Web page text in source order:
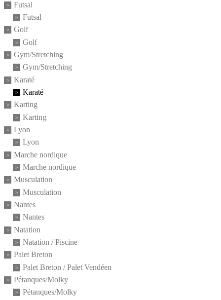
Futsal
Futsal
Golf
Golf
Gym/Stretching
Gym/Stretching
Karaté
Karaté
Karting
Karting
Lyon
Lyon
Marche nordique
Marche nordique
Musculation
Musculation
Nantes
Nantes
Natation
Natation / Piscine
Palet Breton
Palet Breton / Palet Vendéen
Pétanques/Molky
Pétanques/Molky